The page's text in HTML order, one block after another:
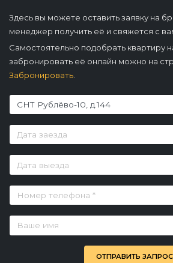
Здесь вы можете оставить заявку на
менеджер получить её и свяжется с
Самостоятельно подобрать квартиру
забронировать её онлайн можно на
Забронировать
ОТПРАВИТЬ ЗАПРОС